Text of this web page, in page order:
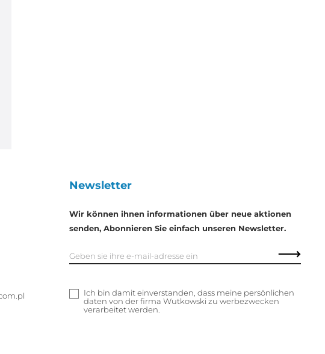
Newsletter
Wir können ihnen informationen über neue aktionen
senden, Abonnieren Sie einfach unseren Newsletter.
Ich bin damit einverstanden, dass meine persönlichen
daten von der firma Wutkowski zu werbezwecken
verarbeitet werden.